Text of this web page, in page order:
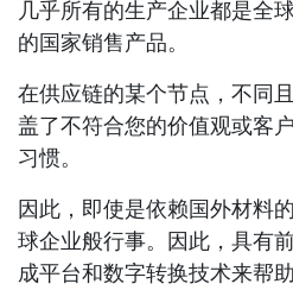
几乎所有的生产企业都是全
的国家销售产品。
在供应链的某个节点，不同
盖了不符合您的价值观或客
习惯。
因此，即使是依赖国外材料
球企业般行事。因此，具有
成平台和数字转换技术来帮